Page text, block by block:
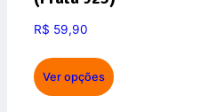
R$ 59,90
Ver opções